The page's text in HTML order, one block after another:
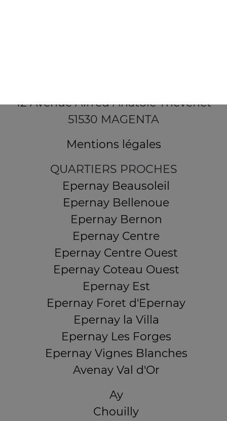
12 Avenue Alfred Anatole Thévenet
51530 MAGENTA
Mentions légales
QUARTIERS PROCHES
Epernay Beausoleil
Epernay Bellenoue
Epernay Bernon
Epernay Centre
Epernay Centre Ouest
Epernay Coteau Ouest
Epernay Est
Epernay Foret d'Epernay
Epernay la Villa
Epernay Les Forges
Epernay Vignes Blanches
Avenay Val d'Or
Ay
Chouilly